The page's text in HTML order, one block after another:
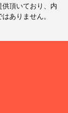
頂いており、内
ありません。